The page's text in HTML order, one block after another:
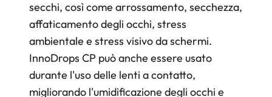
secchi, così come arrossamento, secchezza,
affaticamento degli occhi, stress
ambientale e stress visivo da schermi.
InnoDrops CP può anche essere usato
durante l'uso delle lenti a contatto,
migliorando l'umidificazione degli occhi e